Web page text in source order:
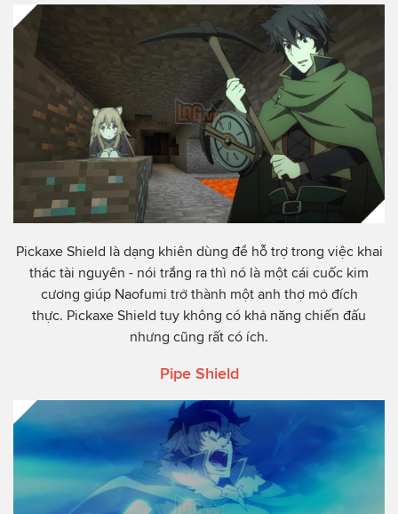
Pickaxe Shield là dạng khiên dùng để hỗ trợ trong việc khai
thác tài nguyên - nói trắng ra thì nó là một cái cuốc kim
cương giúp Naofumi trở thành một anh thợ mỏ đích
thực. Pickaxe Shield tuy không có khả năng chiến đấu
nhưng cũng rất có ích.
Pipe Shield